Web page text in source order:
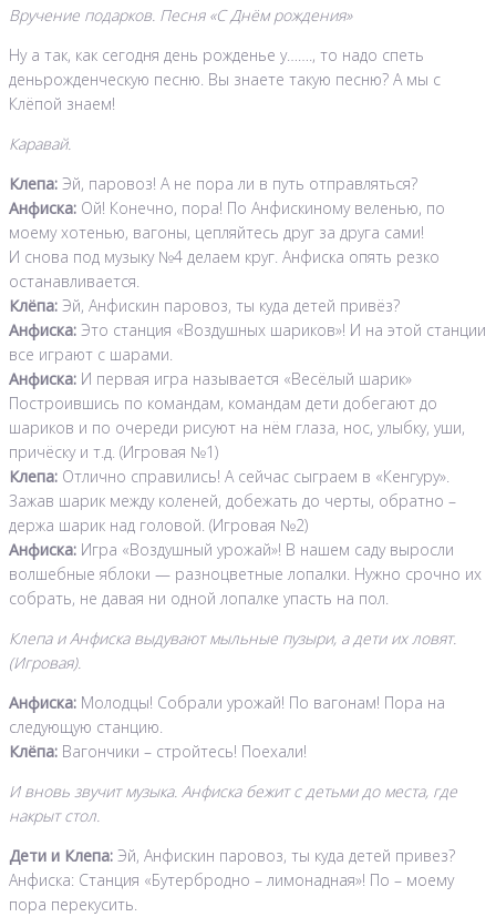
Вручение подарков. Песня «С Днём рождения»
Ну а так, как сегодня день рожденье у……., то надо спеть
деньрожденческую песню. Вы знаете такую песню? А мы с
Клёпой знаем!
Каравай.
Клепа: Эй, паровоз! А не пора ли в путь отправляться?
Анфиска: Ой! Конечно, пора! По Анфискиному веленью, по
моему хотенью, вагоны, цепляйтесь друг за друга сами!
И снова под музыку №4 делаем круг. Анфиска опять резко
останавливается.
Клёпа: Эй, Анфискин паровоз, ты куда детей привёз?
Анфиска: Это станция «Воздушных шариков»! И на этой станции
все играют с шарами.
Анфиска: И первая игра называется «Весёлый шарик»
Построившись по командам, командам дети добегают до
шариков и по очереди рисуют на нём глаза, нос, улыбку, уши,
причёску и т.д. (Игровая №1)
Клепа: Отлично справились! А сейчас сыграем в «Кенгуру».
Зажав шарик между коленей, добежать до черты, обратно –
держа шарик над головой. (Игровая №2)
Анфиска: Игра «Воздушный урожай»! В нашем саду выросли
волшебные яблоки — разноцветные лопалки. Нужно срочно их
собрать, не давая ни одной лопалке упасть на пол.
Клепа и Анфиска выдувают мыльные пузыри, а дети их ловят.
(Игровая).
Анфиска: Молодцы! Собрали урожай! По вагонам! Пора на
следующую станцию.
Клёпа: Вагончики – стройтесь! Поехали!
И вновь звучит музыка. Анфиска бежит с детьми до места, где
накрыт стол.
Дети и Клепа: Эй, Анфискин паровоз, ты куда детей привез?
Анфиска: Станция «Бутербродно – лимонадная»! По – моему
пора перекусить.